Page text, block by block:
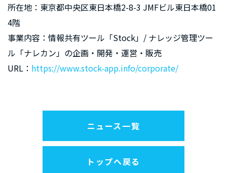
所在地：東京都中央区東日本橋2-8-3 JMFビル東日本橋01
4階
事業内容：情報共有ツール「Stock」/ ナレッジ管理ツー
ル「ナレカン」の企画・開発・運営・販売
URL： https://www.stock-app.info/corporate/
ニュース一覧
トップへ戻る